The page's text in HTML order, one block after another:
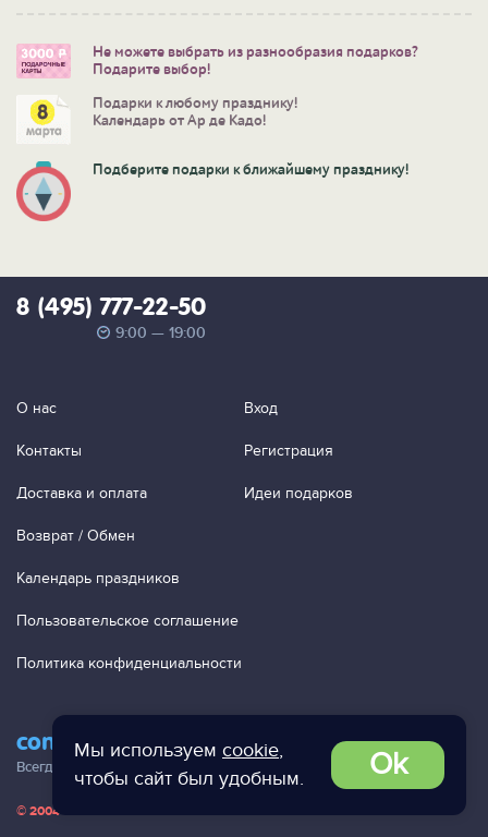
Мы используем cookie,
чтобы сайт был удобным.
Ok
Не можете выбрать из разнообразия подарков?
Подарите выбор!
Подарки к любому празднику!
Календарь от Ар де Кадо!
Подберите подарки к ближайшему празднику!
contact@ac-studio.ru
Всегда отвечаем на ваши письма!
8 (495) 777-22-50
9:00 — 19:00
О нас
Контакты
Доставка и оплата
Возврат / Обмен
Календарь праздников
Пользовательское соглашение
Политика конфиденциальности
Вход
Регистрация
Идеи подарков
© 2004 — 2026